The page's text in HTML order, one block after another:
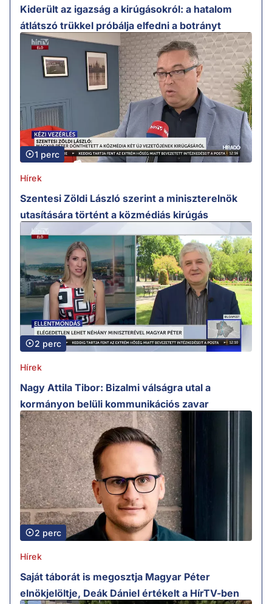
Kiderült az igazság a kirúgásokról: a hatalom
átlátszó trükkel próbálja elfedni a botrányt
1 perc
Hírek
Szentesi Zöldi László szerint a miniszterelnök
utasítására történt a közmédiás kirúgás
2 perc
Hírek
Nagy Attila Tibor: Bizalmi válságra utal a
kormányon belüli kommunikációs zavar
2 perc
Hírek
Saját táborát is megosztja Magyar Péter
elnökjelöltje, Deák Dániel értékelt a HírTV-ben